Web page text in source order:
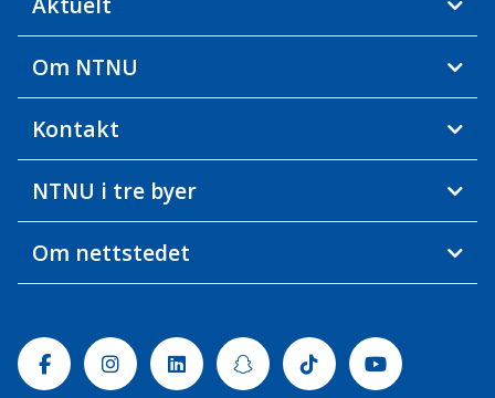
Om NTNU
Kontakt
NTNU i tre byer
Om nettstedet
FacebookInstagramLinkedinSnapchatTiktok Youtube